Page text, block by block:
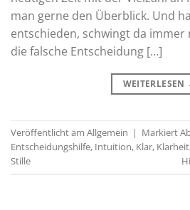
man gerne den Überblick. Und
entschieden, schwingt da immer
die falsche Entscheidung […]
WEITERLESEN
Veröffentlicht am Allgemein | Markiert
Entscheidungshilfe, Intuition, Klar, Klarheit
Stille